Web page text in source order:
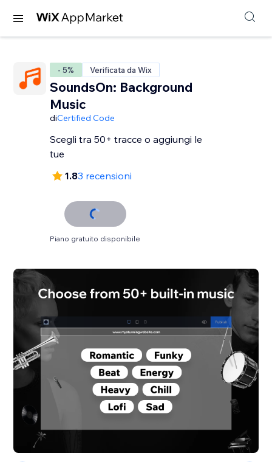
- 5% Verificata da Wix
SoundsOn: Background
Music
diCertified Code
Scegli tra 50+ tracce o aggiungi le
tue
1.83 recensioni
Piano gratuito disponibile